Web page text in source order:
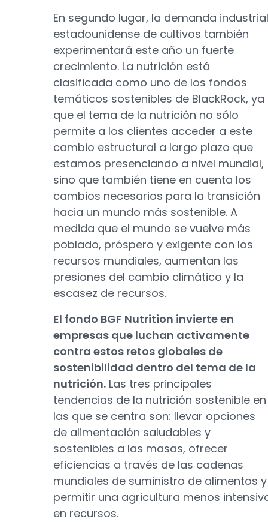
En segundo lugar, la demanda industrial
estadounidense de cultivos también
experimentará este año un fuerte
crecimiento. La nutrición está
clasificada como uno de los fondos
temáticos sostenibles de BlackRock, ya
que el tema de la nutrición no sólo
permite a los clientes acceder a este
cambio estructural a largo plazo que
estamos presenciando a nivel mundial,
sino que también tiene en cuenta los
cambios necesarios para la transición
hacia un mundo más sostenible. A
medida que el mundo se vuelve más
poblado, próspero y exigente con los
recursos mundiales, aumentan las
presiones del cambio climático y la
escasez de recursos.
El fondo BGF Nutrition invierte en
empresas que luchan activamente
contra estos retos globales de
sostenibilidad dentro del tema de la
nutrición. Las tres principales
tendencias de la nutrición sostenible en
las que se centra son: llevar opciones
de alimentación saludables y
sostenibles a las masas, ofrecer
eficiencias a través de las cadenas
mundiales de suministro de alimentos y
permitir una agricultura menos
en recursos.